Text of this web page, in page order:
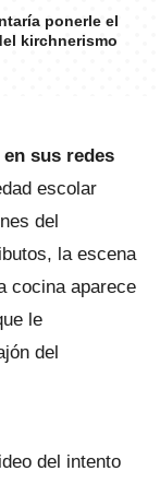
ponerle el
kirchnerismo
sus redes
escolar
del
la escena
cocina aparece
le
del
del intento